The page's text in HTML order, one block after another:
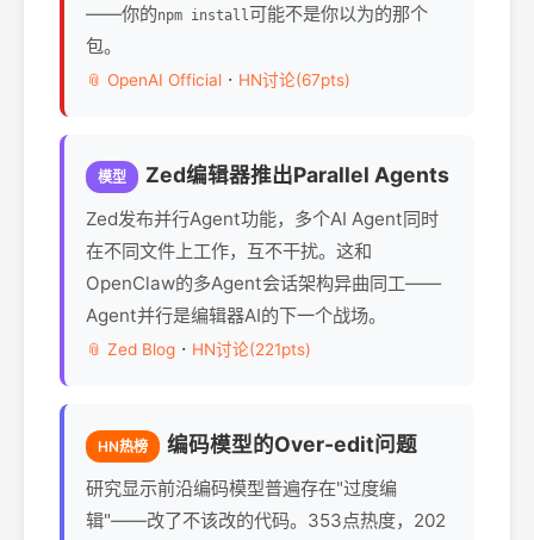
——你的npm install可能不是你以为的那个
包。
📎 OpenAI Official · HN讨论(67pts)
模型 Zed编辑器推出Parallel Agents
Zed发布并行Agent功能，多个AI Agent同时
在不同文件上工作，互不干扰。这和
OpenClaw的多Agent会话架构异曲同工——
Agent并行是编辑器AI的下一个战场。
📎 Zed Blog · HN讨论(221pts)
HN热榜 编码模型的Over-edit问题
研究显示前沿编码模型普遍存在"过度编
辑"——改了不该改的代码。353点热度，202